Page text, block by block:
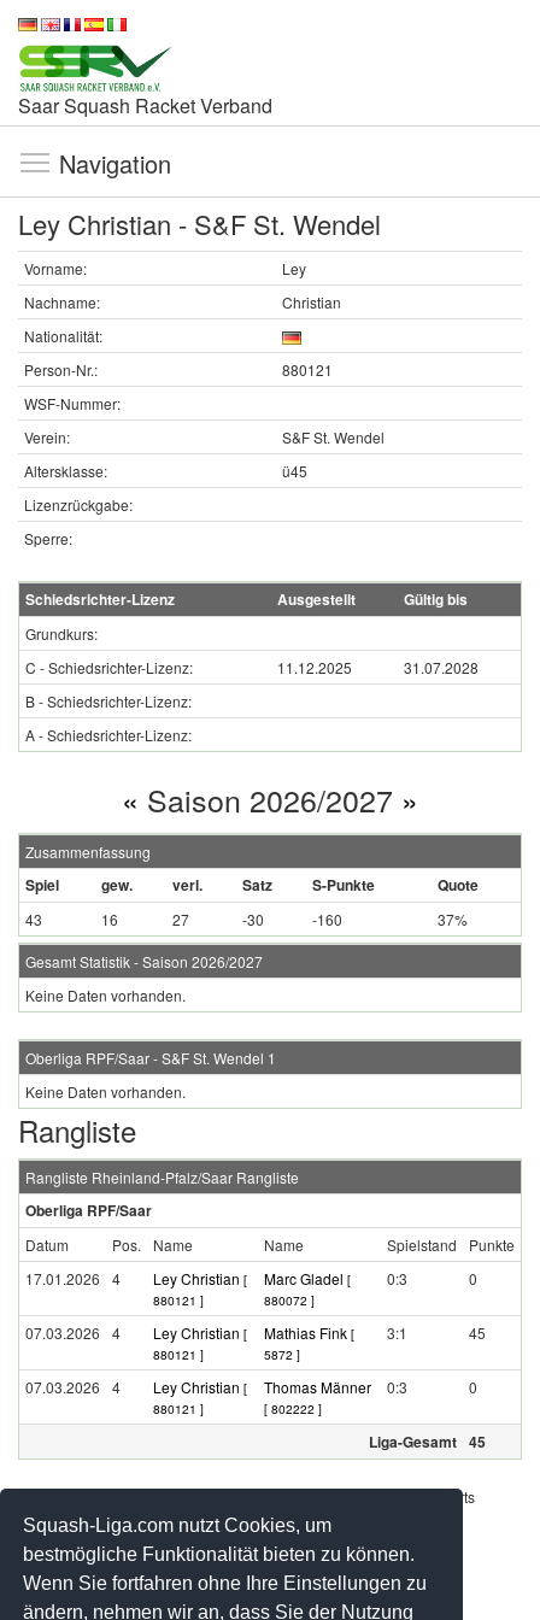
Squash-Liga.com nutzt Cookies, um
bestmögliche Funktionalität bieten zu können.
Wenn Sie fortfahren ohne Ihre Einstellungen zu
ändern, nehmen wir an, dass Sie der Nutzung
Saar Squash Racket Verband
Navigation
Ley Christian - S&F St. Wendel
Vorname:
Ley
Nachname:
Christian
Nationalität:
Person-Nr.:
880121
WSF-Nummer:
Verein:
S&F St. Wendel
Altersklasse:
ü45
Lizenzrückgabe:
Sperre:
Schiedsrichter-Lizenz Ausgestellt Gültig bis
Grundkurs:
C - Schiedsrichter-Lizenz:
11.12.2025
31.07.2028
B - Schiedsrichter-Lizenz:
A - Schiedsrichter-Lizenz:
« Saison 2026/2027 »
Zusammenfassung
Spiel gew. verl. Satz S-Punkte Quote
43 16 27 -30 -160 37%
Gesamt Statistik - Saison 2026/2027
Keine Daten vorhanden.
Oberliga RPF/Saar - S&F St. Wendel 1
Keine Daten vorhanden.
Rangliste
Rangliste Rheinland-Pfalz/Saar Rangliste
Oberliga RPF/Saar
Datum Pos. Name Name Spielstand
Punkte
17.01.2026
4 Ley Christian [
880121 ]
Marc Gladel [
880072 ]
0:3 0
07.03.2026 4 Ley Christian [
880121 ]
Mathias Fink [
5872 ]
3:1 45
07.03.2026 4 Ley Christian [
880121 ]
Thomas Männer
[ 802222 ]
0:3 0
Liga-Gesamt 45
Werbung - Offizielle Pool Partner des deutschen Squashsports